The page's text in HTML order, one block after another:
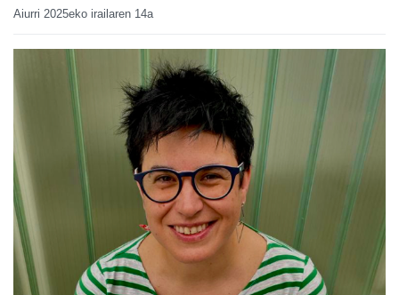
Aiurri 2025eko irailaren 14a